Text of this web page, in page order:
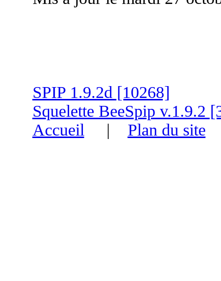
SPIP 1.9.2d [10268]
Squelette BeeSpip v.1.9.2
Accueil | Plan du site